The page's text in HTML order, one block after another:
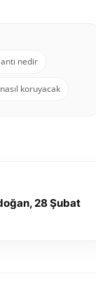
nedir
koruyacak
28 Şubat